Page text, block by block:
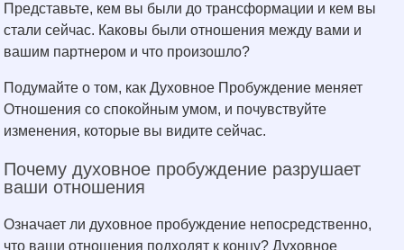
Представьте, кем вы были до трансформации и кем вы
стали сейчас. Каковы были отношения между вами и
вашим партнером и что произошло?
Подумайте о том, как Духовное Пробуждение меняет
Отношения со спокойным умом, и почувствуйте
изменения, которые вы видите сейчас.
Почему духовное пробуждение разрушает
ваши отношения
Означает ли духовное пробуждение непосредственно,
что ваши отношения подходят к концу? Духовное